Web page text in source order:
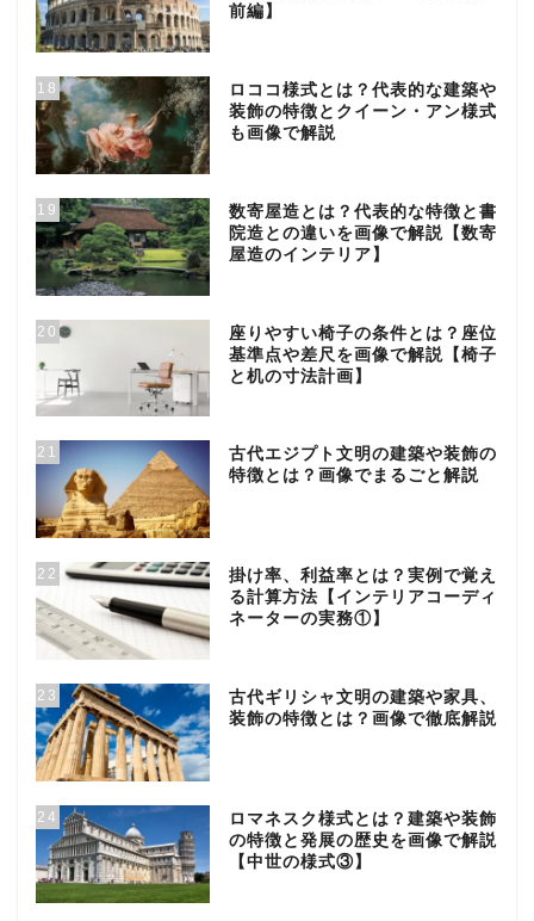
前編】
18
ロココ様式とは？代表的な建築や
装飾の特徴とクイーン・アン様式
も画像で解説
19
数寄屋造とは？代表的な特徴と書
院造との違いを画像で解説【数寄
屋造のインテリア】
20
座りやすい椅子の条件とは？座位
基準点や差尺を画像で解説【椅子
と机の寸法計画】
21
古代エジプト文明の建築や装飾の
特徴とは？画像でまるごと解説
22
掛け率、利益率とは？実例で覚え
る計算方法【インテリアコーディ
ネーターの実務①】
23
古代ギリシャ文明の建築や家具、
装飾の特徴とは？画像で徹底解説
24
ロマネスク様式とは？建築や装飾
の特徴と発展の歴史を画像で解説
【中世の様式③】